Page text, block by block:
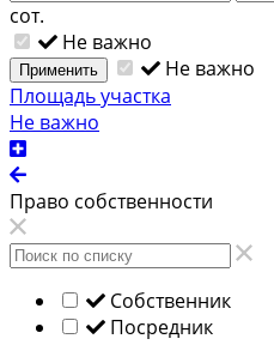
сот.
Не важно
Применить
Не важно
Площадь участка
Не важно
Право собственности
Собственник
Посредник